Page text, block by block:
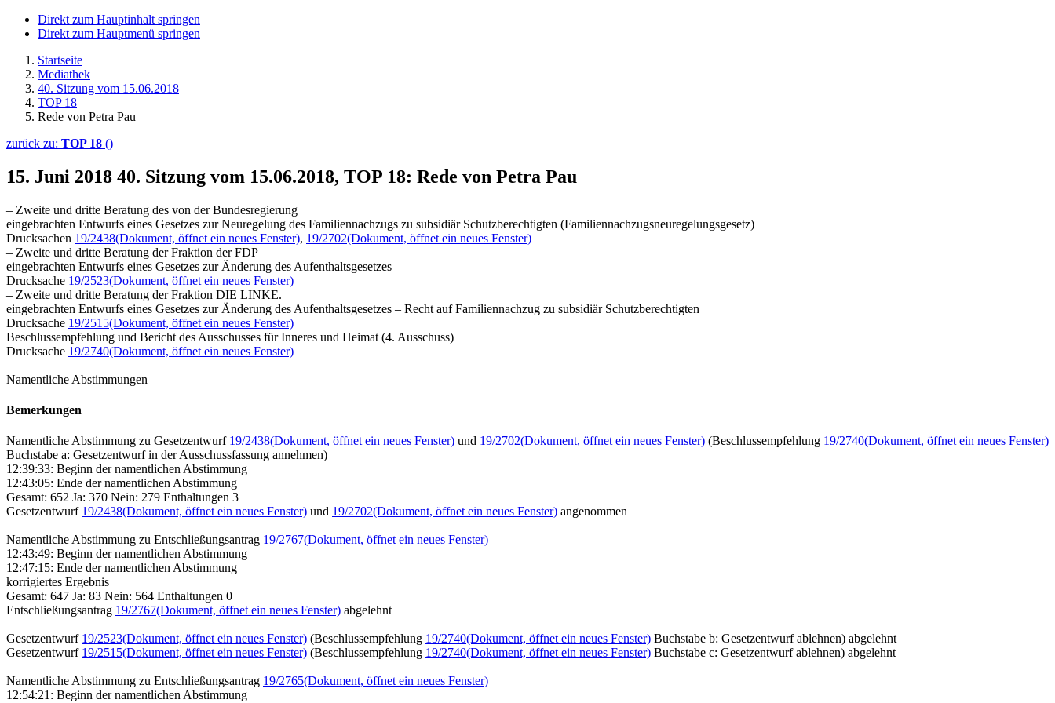
Direkt zum Hauptinhalt springen
Direkt zum Hauptmenü springen
Startseite
Mediathek
40. Sitzung vom 15.06.2018
TOP 18
Rede von Petra Pau
zurück zu: TOP 18 ()
15. Juni 2018 40. Sitzung vom 15.06.2018, TOP 18: Rede von Petra Pau
– Zweite und dritte Beratung des von der Bundesregierung
eingebrachten Entwurfs eines Gesetzes zur Neuregelung des Familiennachzugs zu subsidiär Schutzberechtigten (Familiennachzugsneuregelungsgesetz)
Drucksachen 19/2438(Dokument, öffnet ein neues Fenster), 19/2702(Dokument, öffnet ein neues Fenster)
– Zweite und dritte Beratung der Fraktion der FDP
eingebrachten Entwurfs eines Gesetzes zur Änderung des Aufenthaltsgesetzes
Drucksache 19/2523(Dokument, öffnet ein neues Fenster)
– Zweite und dritte Beratung der Fraktion DIE LINKE.
eingebrachten Entwurfs eines Gesetzes zur Änderung des Aufenthaltsgesetzes – Recht auf Familiennachzug zu subsidiär Schutzberechtigten
Drucksache 19/2515(Dokument, öffnet ein neues Fenster)
Beschlussempfehlung und Bericht des Ausschusses für Inneres und Heimat (4. Ausschuss)
Drucksache 19/2740(Dokument, öffnet ein neues Fenster)
Namentliche Abstimmungen
Bemerkungen
Namentliche Abstimmung zu Gesetzentwurf 19/2438(Dokument, öffnet ein neues Fenster) und 19/2702(Dokument, öffnet ein neues Fenster) (Beschlussempfehlung 19/2740(Dokument, öffnet ein neues Fenster)
Buchstabe a: Gesetzentwurf in der Ausschussfassung annehmen)
12:39:33: Beginn der namentlichen Abstimmung
12:43:05: Ende der namentlichen Abstimmung
Gesamt: 652 Ja: 370 Nein: 279 Enthaltungen 3
Gesetzentwurf 19/2438(Dokument, öffnet ein neues Fenster) und 19/2702(Dokument, öffnet ein neues Fenster) angenommen
Namentliche Abstimmung zu Entschließungsantrag 19/2767(Dokument, öffnet ein neues Fenster)
12:43:49: Beginn der namentlichen Abstimmung
12:47:15: Ende der namentlichen Abstimmung
korrigiertes Ergebnis
Gesamt: 647 Ja: 83 Nein: 564 Enthaltungen 0
Entschließungsantrag 19/2767(Dokument, öffnet ein neues Fenster) abgelehnt
Gesetzentwurf 19/2523(Dokument, öffnet ein neues Fenster) (Beschlussempfehlung 19/2740(Dokument, öffnet ein neues Fenster) Buchstabe b: Gesetzentwurf ablehnen) abgelehnt
Gesetzentwurf 19/2515(Dokument, öffnet ein neues Fenster) (Beschlussempfehlung 19/2740(Dokument, öffnet ein neues Fenster) Buchstabe c: Gesetzentwurf ablehnen) abgelehnt
Namentliche Abstimmung zu Entschließungsantrag 19/2765(Dokument, öffnet ein neues Fenster)
12:54:21: Beginn der namentlichen Abstimmung